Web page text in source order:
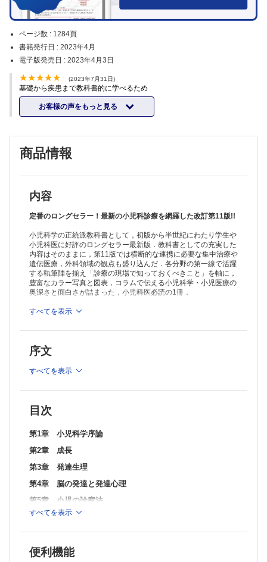
ページ数 : 1284頁
書籍発行日 : 2023年4月
電子版発売日 : 2023年4月3日
(2023年7月31日)
基礎から疾患まで教科書的に学べるため
お客様の声をもっと見る
商品情報
内容
定番のロングセラー！最新の小児科診療を網羅した改訂第11版!!
小児科学の正統派教科書として，初版から半世紀にわたり学生や
小児科医に好評のロングセラー最新版．教科書としての充実した
内容はそのままに，第11版では横断的な連携に必要な集中治療や
遺伝医療，外科領域の観点も盛り込んだ．各分野の第一線で活躍
する執筆陣を揃え「診療の現場で知っておくべきこと」を軸に，
豊富なカラー写真と図表，コラムで伝える小児科学・小児医療の
奥深さと面白さが詰まった，小児科医必読の1冊．
※本製品はPCでの閲覧も可能です。
境で閲覧可能なPDF版をご覧いただけます。詳細はこちらでご確
推奨ブラウザ： Firefox 最新版 / Google Chrome 最新版 / Safari
最新版
すべてを表示
序文
すべてを表示
目次
第1章 小児科学序論
第2章 成長
第3章 発達生理
第4章 脳の発達と発達心理
第5章 小児の診察法
第6章 新生児の診察法
第7章 治療総論
第8章 予防接種
すべてを表示
便利機能